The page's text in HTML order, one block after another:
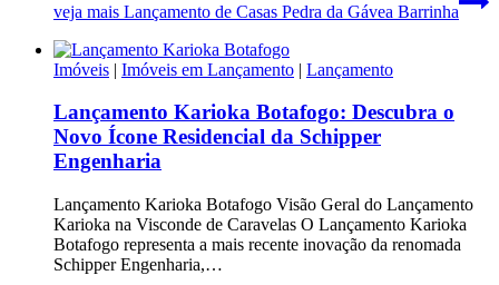
veja mais Lançamento de Casas Pedra da Gávea Barrinha
Imóveis | Imóveis em Lançamento | Lançamento
Lançamento Karioka Botafogo: Descubra o
Novo Ícone Residencial da Schipper
Engenharia
Lançamento Karioka Botafogo Visão Geral do Lançamento
Karioka na Visconde de Caravelas O Lançamento Karioka
Botafogo representa a mais recente inovação da renomada
Schipper Engenharia,…